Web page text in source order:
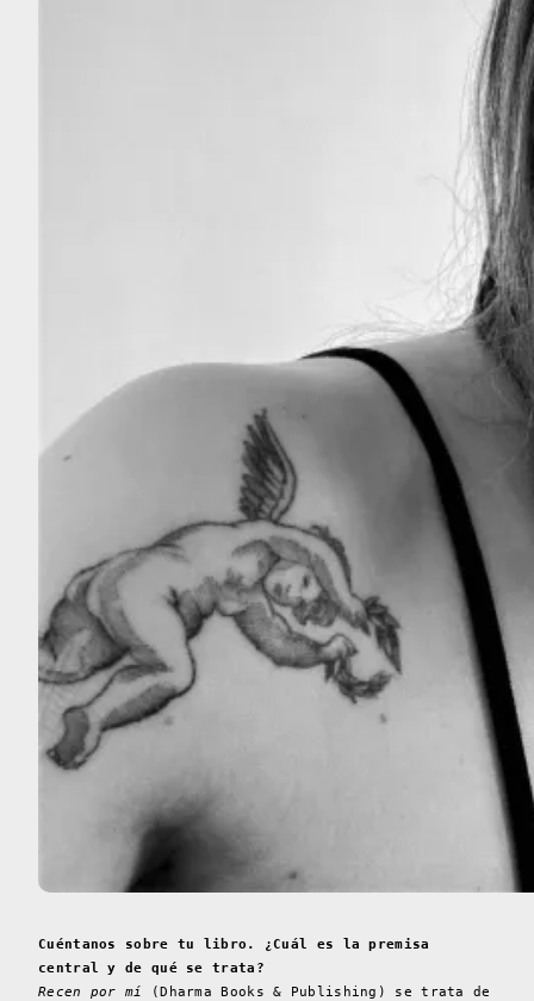
Cuéntanos sobre tu libro. ¿Cuál es la premisa
central y de qué se trata?
Recen por mí
(Dharma Books & Publishing) se trata de